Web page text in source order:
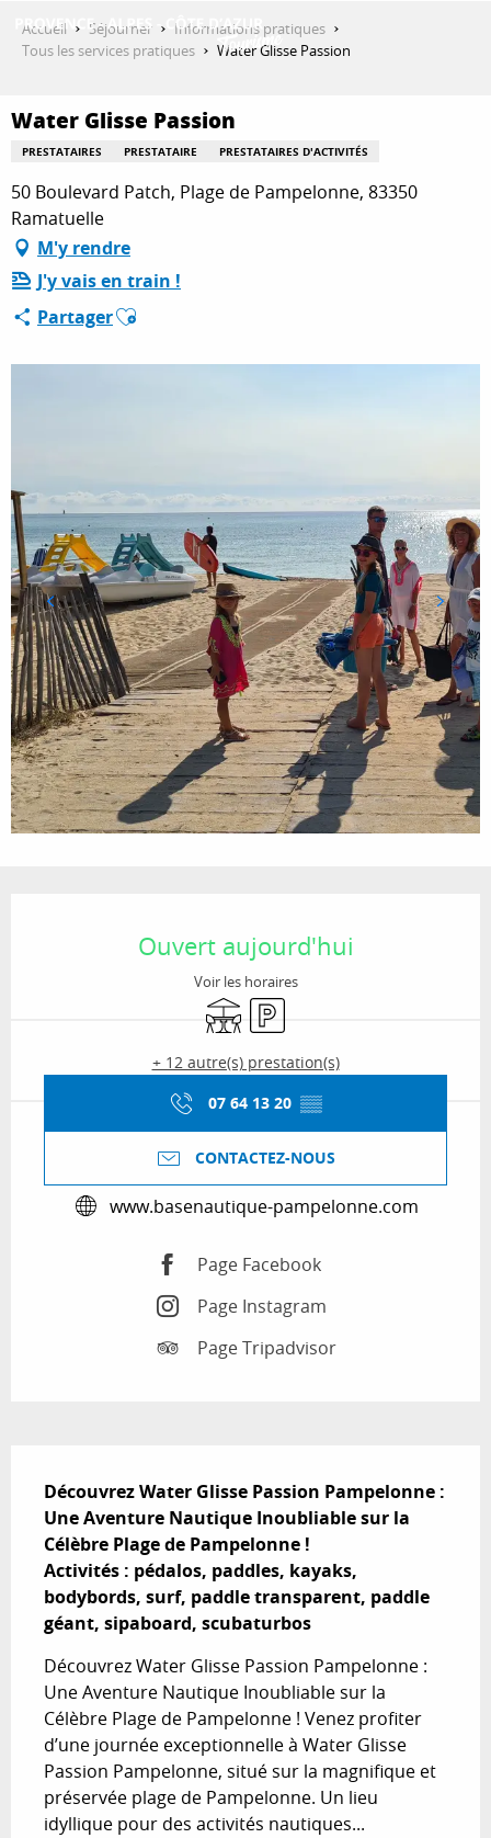
QUE FAIRE ?
SÉJOURNER
ESPACE PRO
Accueil Séjourner
Informations pratiques
Tous les services pratiques
Water Glisse Passion
Water Glisse Passion
PRESTATAIRES PRESTATAIRE PRESTATAIRES D'ACTIVITÉS
50 Boulevard Patch, Plage de Pampelonne, 83350
Ramatuelle
M'y rendre
J'y vais en train !
PartagerAjouter aux favoris
Ouvert aujourd'hui
Voir les horaires
TerrasseParking
+ 12 autre(s) prestation(s)
07 64 13 20 ▒▒
CONTACTEZ-NOUS
www.basenautique-pampelonne.com
Page Facebook
Page Instagram
Page Tripadvisor
Découvrez Water Glisse Passion Pampelonne :
Une Aventure Nautique Inoubliable sur la
Célèbre Plage de Pampelonne !
Activités : pédalos, paddles, kayaks,
bodybords, surf, paddle transparent, paddle
géant, sipaboard, scubaturbos
Découvrez Water Glisse Passion Pampelonne :
Une Aventure Nautique Inoubliable sur la
Célèbre Plage de Pampelonne ! Venez profiter
d’une journée exceptionnelle à Water Glisse
Passion Pampelonne, situé sur la magnifique et
préservée plage de Pampelonne. Un lieu
idyllique pour des activités nautiques...